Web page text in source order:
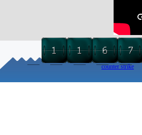
counter strike